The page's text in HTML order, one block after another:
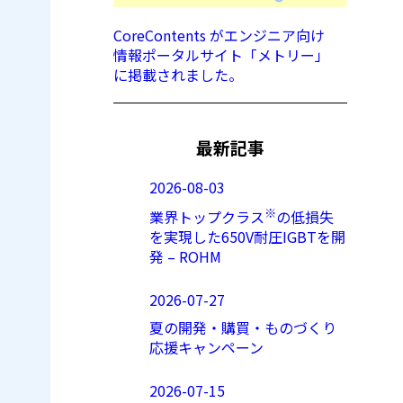
CoreContents がエンジニア向け
情報ポータルサイト「メトリー」
に掲載されました。
最新記事
2026-08-03
業界トップクラス※の低損失
を実現した650V耐圧IGBTを開
発 – ROHM
2026-07-27
夏の開発・購買・ものづくり
応援キャンペーン
2026-07-15